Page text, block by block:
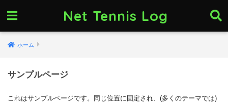
Net Tennis Log
ホーム
サンプルページ
これはサンプルページです。同じ位置に固定され、(多くのテーマでは)